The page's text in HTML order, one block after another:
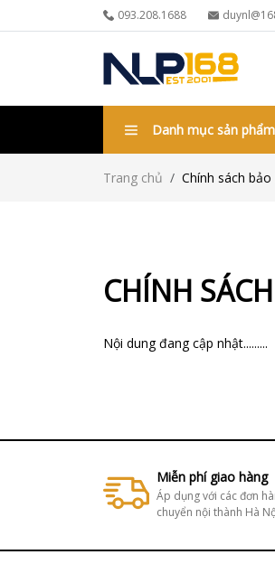
093.208.1688
Danh mục sản phẩm
Trang chủ Chính sách bảo
CHÍNH
Nội dung đang cập nhật.........
Miễn phí giao hàng
Áp dụng với các đơn
chuyển nội thành Hà